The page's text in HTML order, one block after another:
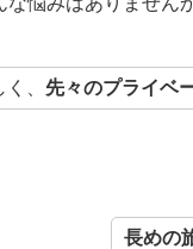
、 先々のプライベ
長めの